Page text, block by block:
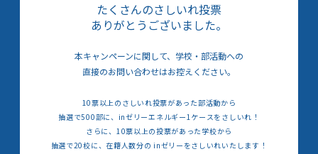
たくさんのさしいれ投票
ありがとうございました。
本キャンペーンに関して、学校・部活動への
直接のお問い合わせはお控えください。
10票以上のさしいれ投票があった部活動から
抽選で500部に、inゼリーエネルギー1ケースをさしいれ！
さらに、10票以上の投票があった学校から
抽選で20校に、在籍人数分の inゼリーをさしいれいたします！